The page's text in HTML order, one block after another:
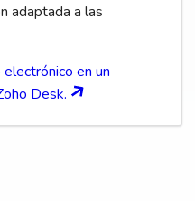
adaptada a las
en un
Desk.